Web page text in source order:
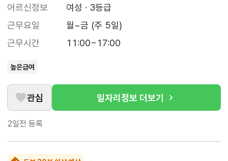
어르신정보
여성 · 3등급
근무요일
월~금 (주 5일)
근무시간
11:00~17:00
높은급여
관심 일자리정보 더보기
2일전 등록